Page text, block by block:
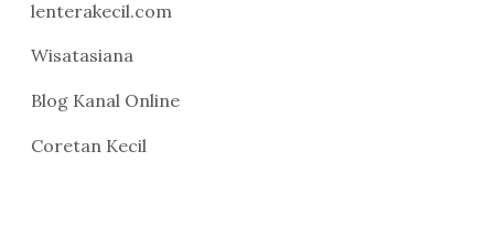
lenterakecil.com
Wisatasiana
Blog Kanal Online
Coretan Kecil